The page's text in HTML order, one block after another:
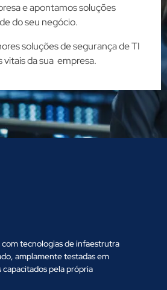
e apontamos soluções
do seu negócio.
soluções de segurança de TI
vitais da sua empresa.
com tecnologias de infaestrutra
amplamente testadas em
pela própria